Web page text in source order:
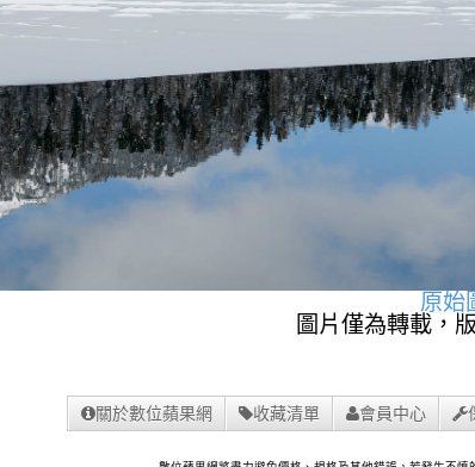
原始
圖片僅為轉載，
關於數位蘋果網 收藏清單 會員中心